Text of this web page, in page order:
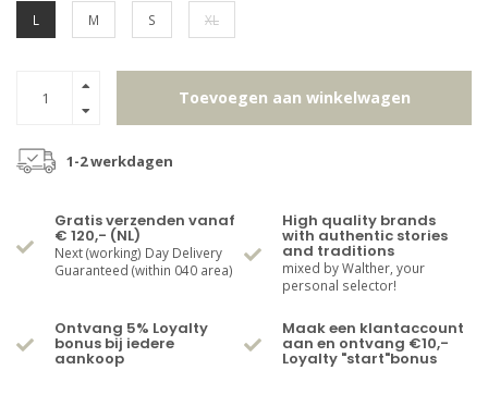
L M S XL
Toevoegen aan winkelwagen
1-2 werkdagen
Gratis verzenden vanaf
€ 120,- (NL)
Next (working) Day Delivery
Guaranteed (within 040 area)
High quality brands
with authentic stories
and traditions
mixed by Walther, your
personal selector!
Ontvang 5% Loyalty
bonus bij iedere
aankoop
Maak een klantaccount
aan en ontvang €10,-
Loyalty "start"bonus